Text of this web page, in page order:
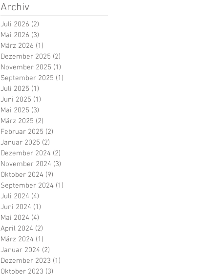
Archiv
Juli 2026 (2)
Mai 2026 (3)
März 2026 (1)
Dezember 2025 (2)
November 2025 (1)
September 2025 (1)
Juli 2025 (1)
Juni 2025 (1)
Mai 2025 (3)
März 2025 (2)
Februar 2025 (2)
Januar 2025 (2)
Dezember 2024 (2)
November 2024 (3)
Oktober 2024 (9)
September 2024 (1)
Juli 2024 (4)
Juni 2024 (1)
Mai 2024 (4)
April 2024 (2)
März 2024 (1)
Januar 2024 (2)
Dezember 2023 (1)
Oktober 2023 (3)